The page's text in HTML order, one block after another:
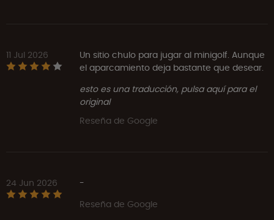
11 Jul 2026
Un sitio chulo para jugar al minigolf. Aunque
el aparcamiento deja bastante que desear.
esto es una traducción, pulsa aquí para el
original
Reseña de Google
24 Jun 2026
-
Reseña de Google